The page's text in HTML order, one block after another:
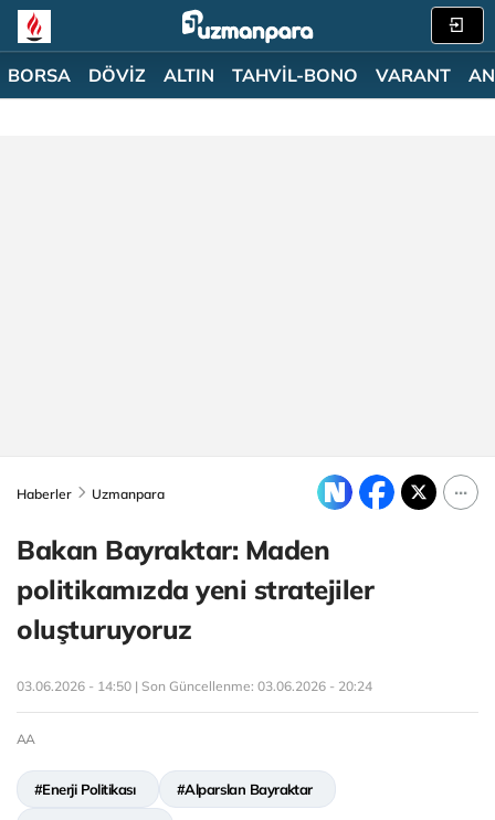
BORSA DÖVİZ ALTIN TAHVİL-BONO VARANT
Haberler Uzmanpara
Bakan Bayraktar: Maden
politikamızda yeni stratejiler
oluşturuyoruz
03.06.2026 - 14:50 | Son Güncellenme: 03.06.2026 - 20:24
AA
#Enerji Politikası #Alparslan Bayraktar